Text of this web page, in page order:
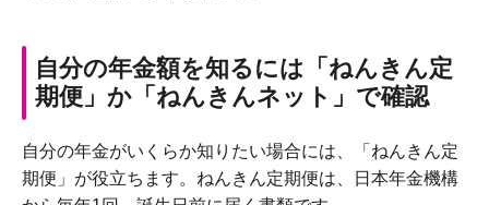
自分の年金額を知るには「ねんきん定
期便」か「ねんきんネット」で確認
自分の年金がいくらか知りたい場合には、「ねんきん定
期便」が役立ちます。ねんきん定期便は、日本年金機構